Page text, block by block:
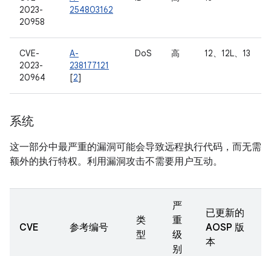
2023-
20958
254803162
CVE-
2023-
20964
A-
238177121
[2]
DoS 高 12、12L、13
系统
这一部分中最严重的漏洞可能会导致远程执行代码，而无需
额外的执行特权。利用漏洞攻击不需要用户互动。
CVE 参考编号
类
型
严
重
级
别
已更新的
AOSP 版
本